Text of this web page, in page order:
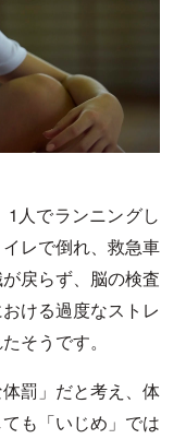
人でランニングし
レで倒れ、救急車
戻らず、脳の検査
ける過度なストレ
そうです。
罰」だと考え、体
も「いじめ」では